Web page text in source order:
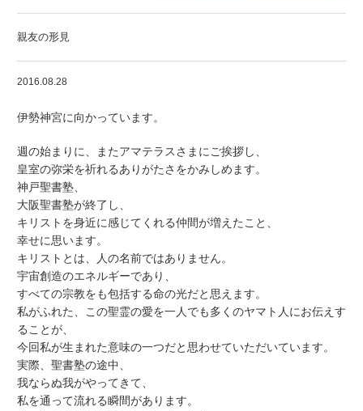
親友の形見
2016.08.28
伊勢神宮に向かっています。
週の始まりに、またアマテラスさまにご挨拶し、
皇室の弥栄を祈れるありがたさをかみしめます。
神戸聖書塾、
大阪聖書塾が終了し、
キリストを身近に感じてくれる仲間が増えたこと、
幸せに思います。
キリストとは、人の名前ではありません。
宇宙創造のエネルギーであり、
すべての宗教をも包括する命の光だと思えます。
私がふれた、この聖霊の愛を一人でも多くのヤマト人にお伝えす
ることが、
今回私が生まれた意味の一つだと思わせていただいています。
実際、聖書塾の途中、
我ならぬ我がやってきて、
私を通って流れる瞬間があります。